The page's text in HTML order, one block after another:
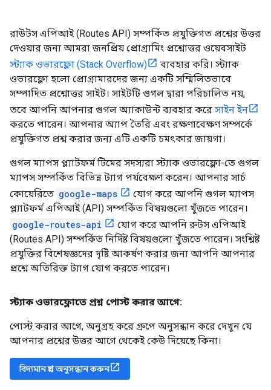
রাউটস এপিআই (Routes API) সম্পর্কিত প্রযুক্তিগত প্রশ্নের উত্তর
দেওয়ার জন্য আমরা জনপ্রিয় প্রোগ্রামিং প্রশ্নোত্তর ওয়েবসাইট
স্ট্যাক ওভারফ্লো (Stack Overflow)
ব্যবহার করি। স্ট্যাক
ওভারফ্লো হলো প্রোগ্রামারদের জন্য একটি সম্মিলিতভাবে
সম্পাদিত প্রশ্নোত্তর সাইট। সাইটটি গুগল দ্বারা পরিচালিত নয়,
তবে আপনি আপনার গুগল অ্যাকাউন্ট ব্যবহার করে সাইন ইন
করতে পারেন। আপনার অ্যাপ তৈরি এবং রক্ষণাবেক্ষণ সম্পর্কে
প্রযুক্তিগত প্রশ্ন করার জন্য এটি একটি চমৎকার জায়গা।
গুগল ম্যাপস প্ল্যাটফর্ম টিমের সদস্যরা স্ট্যাক ওভারফ্লো-তে গুগল
ম্যাপস সম্পর্কিত বিভিন্ন ট্যাগ পর্যবেক্ষণ করেন। আপনার সার্চ
কোয়েরিতে google-maps
যোগ করে আপনি গুগল ম্যাপস
প্ল্যাটফর্ম এপিআই (API) সম্পর্কিত বিষয়গুলো খুঁজতে পারেন।
google-routes-api
যোগ করে আপনি রুটস এপিআই
(Routes API) সম্পর্কিত নির্দিষ্ট বিষয়গুলো খুঁজতে পারেন। সংশ্লিষ্ট
প্রযুক্তির বিশেষজ্ঞদের দৃষ্টি আকর্ষণ করার জন্য আপনি আপনার
প্রশ্নে অতিরিক্ত ট্যাগ যোগ করতে পারেন।
স্ট্যাক ওভারফ্লোতে প্রশ্ন পোস্ট করার আগে:
পোস্ট করার আগে, অনুগ্রহ করে গ্রুপে অনুসন্ধান করে দেখুন যে
আপনার প্রশ্নের উত্তর আগে থেকেই কেউ দিয়েছে কিনা।
বিদ্যমান প্রশ্ন অনুসন্ধান করুন